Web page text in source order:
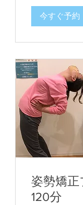
今すぐ予約
姿勢矯
120分